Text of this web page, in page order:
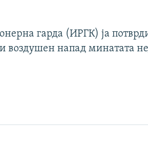
гарда (ИРГК) ја
воздушен напад минатата